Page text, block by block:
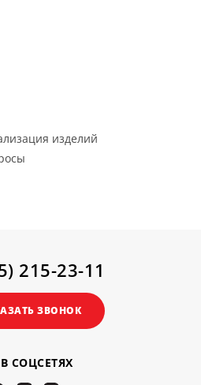
изделий
СОЦСЕТЯХ
215-23-11
ЗВОНОК